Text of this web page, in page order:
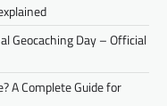
Geocaching Day – Official
A Complete Guide for